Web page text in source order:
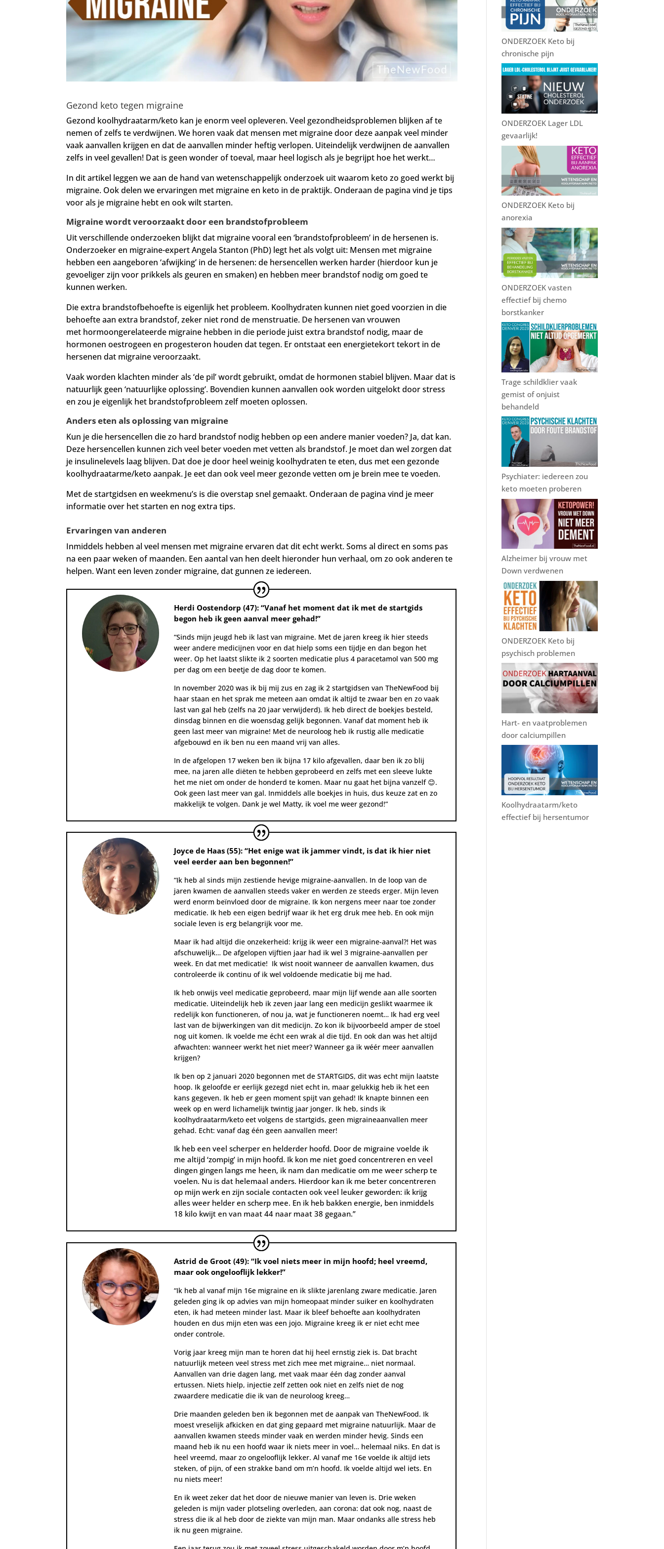
Gezond keto tegen migraine
Gezond koolhydraatarm/keto kan je enorm veel opleveren. Veel gezondheidsproblemen blijken af te
nemen of zelfs te verdwijnen. We horen vaak dat mensen met migraine door deze aanpak veel minder
vaak aanvallen krijgen en dat de aanvallen minder heftig verlopen. Uiteindelijk verdwijnen de aanvallen
zelfs in veel gevallen! Dat is geen wonder of toeval, maar heel logisch als je begrijpt hoe het werkt…
In dit artikel leggen we aan de hand van wetenschappelijk onderzoek uit waarom keto zo goed werkt bij
migraine. Ook delen we ervaringen met migraine en keto in de praktijk. Onderaan de pagina vind je tips
voor als je migraine hebt en ook wilt starten.
Migraine wordt veroorzaakt door een brandstofprobleem
Uit verschillende onderzoeken blijkt dat migraine vooral een ‘brandstofprobleem’ in de hersenen is.
Onderzoeker en migraine-expert Angela Stanton (PhD) legt het als volgt uit: Mensen met migraine
hebben een aangeboren ‘afwijking’ in de hersenen: de hersencellen werken harder (hierdoor kun je
gevoeliger zijn voor prikkels als geuren en smaken) en hebben meer brandstof nodig om goed te
kunnen werken.
Die extra brandstofbehoefte is eigenlijk het probleem. Koolhydraten kunnen niet goed voorzien in die
behoefte aan extra brandstof, zeker niet rond de menstruatie. De hersenen van vrouwen
met hormoongerelateerde migraine hebben in die periode juist extra brandstof nodig, maar de
hormonen oestrogeen en progesteron houden dat tegen. Er ontstaat een energietekort tekort in de
hersenen dat migraine veroorzaakt.
Vaak worden klachten minder als ‘de pil’ wordt gebruikt, omdat de hormonen stabiel blijven. Maar dat is
natuurlijk geen ‘natuurlijke oplossing’. Bovendien kunnen aanvallen ook worden uitgelokt door stress
en zou je eigenlijk het brandstofprobleem zelf moeten oplossen.
Anders eten als oplossing van migraine
Kun je die hersencellen die zo hard brandstof nodig hebben op een andere manier voeden? Ja, dat kan.
Deze hersencellen kunnen zich veel beter voeden met vetten als brandstof. Je moet dan wel zorgen dat
je insulinelevels laag blijven. Dat doe je door heel weinig koolhydraten te eten, dus met een gezonde
koolhydraatarme/keto aanpak. Je eet dan ook veel meer gezonde vetten om je brein mee te voeden.
Met de startgidsen en weekmenu’s is die overstap snel gemaakt. Onderaan de pagina vind je meer
informatie over het starten en nog extra tips.
Ervaringen van anderen
Inmiddels hebben al veel mensen met migraine ervaren dat dit echt werkt. Soms al direct en soms pas
na een paar weken of maanden. Een aantal van hen deelt hieronder hun verhaal, om zo ook anderen te
helpen. Want een leven zonder migraine, dat gunnen ze iedereen.
Herdi Oostendorp (47):“Vanaf het moment dat ik met de startgids
begon heb ik geen aanval meer gehad!”
“Sinds mijn jeugd heb ik last van migraine. Met de jaren kreeg ik hier steeds
weer andere medicijnen voor en dat hielp soms een tijdje en dan begon het
weer. Op het laatst slikte ik 2 soorten medicatie plus 4 paracetamol van 500 mg
per dag om een beetje de dag door te komen.
In november 2020 was ik bij mij zus en zag ik 2 startgidsen van TheNewFood bij
haar staan en het sprak me meteen aan omdat ik altijd te zwaar ben en zo vaak
last van gal heb (zelfs na 20 jaar verwijderd). Ik heb direct de boekjes besteld,
dinsdag binnen en die woensdag gelijk begonnen. Vanaf dat moment heb ik
geen last meer van migraine! Met de neuroloog heb ik rustig alle medicatie
afgebouwd en ik ben nu een maand vrij van alles.
In de afgelopen 17 weken ben ik bijna 17 kilo afgevallen, daar ben ik zo blij
mee, na jaren alle diëten te hebben geprobeerd en zelfs met een sleeve lukte
het me niet om onder de honderd te komen. Maar nu gaat het bijna vanzelf 😊.
Ook geen last meer van gal. Inmiddels alle boekjes in huis, dus keuze zat en zo
makkelijk te volgen. Dank je wel Matty, ik voel me weer gezond!”
Joyce de Haas (55):“Het enige wat ik jammer vindt, is dat ik hier niet
veel eerder aan ben begonnen!”
“Ik heb al sinds mijn zestiende hevige migraine-aanvallen. In de loop van de
jaren kwamen de aanvallen steeds vaker en werden ze steeds erger. Mijn leven
werd enorm beïnvloed door de migraine. Ik kon nergens meer naar toe zonder
medicatie. Ik heb een eigen bedrijf waar ik het erg druk mee heb. En ook mijn
sociale leven is erg belangrijk voor me.
Maar ik had altijd die onzekerheid: krijg ik weer een migraine-aanval?! Het was
afschuwelijk… De afgelopen vijftien jaar had ik wel 3 migraine-aanvallen per
week. En dat met medicatie! Ik wist nooit wanneer de aanvallen kwamen, dus
controleerde ik continu of ik wel voldoende medicatie bij me had.
Ik heb onwijs veel medicatie geprobeerd, maar mijn lijf wende aan alle soorten
medicatie. Uiteindelijk heb ik zeven jaar lang een medicijn geslikt waarmee ik
redelijk kon functioneren, of nou ja, wat je functioneren noemt… Ik had erg veel
last van de bijwerkingen van dit medicijn. Zo kon ik bijvoorbeeld amper de stoel
nog uit komen. Ik voelde me écht een wrak al die tijd. En ook dan was het altijd
afwachten: wanneer werkt het niet meer? Wanneer ga ik wéér meer aanvallen
krijgen?
Ik ben op 2 januari 2020 begonnen met de STARTGIDS, dit was echt mijn laatste
hoop. Ik geloofde er eerlijk gezegd niet echt in, maar gelukkig heb ik het een
kans gegeven. Ik heb er geen moment spijt van gehad! Ik knapte binnen een
week op en werd lichamelijk twintig jaar jonger. Ik heb, sinds ik
koolhydraatarm/keto eet volgens de startgids, geen migraineaanvallen meer
gehad. Echt: vanaf dag één geen aanvallen meer!
Ik heb een veel scherper en helderder hoofd. Door de migraine voelde ik
me altijd ‘zompig’ in mijn hoofd. Ik kon me niet goed concentreren en veel
dingen gingen langs me heen, ik nam dan medicatie om me weer scherp te
voelen. Nu is dat helemaal anders. Hierdoor kan ik me beter concentreren
op mijn werk en zijn sociale contacten ook veel leuker geworden: ik krijg
alles weer helder en scherp mee. En ik heb bakken energie, ben inmiddels
18 kilo kwijt en van maat 44 naar maat 38 gegaan.”
Astrid de Groot (49):“Ik voel niets meer in mijn hoofd; heel vreemd,
maar ook ongelooflijk lekker!”
“Ik heb al vanaf mijn 16e migraine en ik slikte jarenlang zware medicatie. Jaren
geleden ging ik op advies van mijn homeopaat minder suiker en koolhydraten
eten, ik had meteen minder last. Maar ik bleef behoefte aan koolhydraten
houden en dus mijn eten was een jojo. Migraine kreeg ik er niet echt mee
onder controle.
Vorig jaar kreeg mijn man te horen dat hij heel ernstig ziek is. Dat bracht
natuurlijk meteen veel stress met zich mee met migraine… niet normaal.
Aanvallen van drie dagen lang, met vaak maar één dag zonder aanval
ertussen. Niets hielp, injectie zelf zetten ook niet en zelfs niet de nog
zwaardere medicatie die ik van de neuroloog kreeg…
Drie maanden geleden ben ik begonnen met de aanpak van TheNewFood. Ik
moest vreselijk afkicken en dat ging gepaard met migraine natuurlijk. Maar de
aanvallen kwamen steeds minder vaak en werden minder hevig. Sinds een
maand heb ik nu een hoofd waar ik niets meer in voel… helemaal niks. En dat is
heel vreemd, maar zo ongelooflijk lekker. Al vanaf me 16e voelde ik altijd iets
steken, of pijn, of een strakke band om m’n hoofd. Ik voelde altijd wel iets. En
nu niets meer!
En ik weet zeker dat het door de nieuwe manier van leven is. Drie weken
geleden is mijn vader plotseling overleden, aan corona: dat ook nog, naast de
stress die ik al heb door de ziekte van mijn man. Maar ondanks alle stress heb
ik nu geen migraine.
k
ONDERZOEK Keto bij
chronische pijn
ONDERZOEK Lager LDL
gevaarlijk!
ONDERZOEK Keto bij
anorexia
ONDERZOEK vasten
effectief bij chemo
borstkanker
Trage schildklier vaak
gemist of onjuist
behandeld
Psychiater: iedereen zou
keto moeten proberen
Alzheimer bij vrouw met
Down verdwenen
ONDERZOEK Keto bij
psychisch problemen
Hart- en vaatproblemen
door calciumpillen
Koolhydraatarm/keto
effectief bij hersentumor